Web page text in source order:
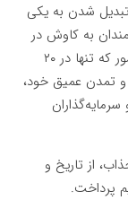
شدن به یکی
به کاوش در
کشورهای بکر و کمتر شناخته‌شده است. این کشور که تنها در ۲۰
و تمدن عمیق خود،
از تاریخ و
پرداخت.